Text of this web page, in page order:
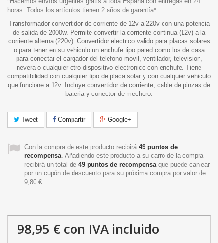
horas. Todos los artículos tienen 2 años de garantía*
Transformador convertidor de corriente de 12v a 220v con una potencia
de salida de 2000w. Permite convertir la corriente continua (12v) a la
corriente alterna (220v). Convertidor electrico valido para placas solares
o para tener en su vehiculo un enchufe tipo pared como los de casa
para conectar el cargador del telefono movil, ventilador, television,
nevera o cualquier otro dispositivo electronico con enchufe. Tiene
compatibilidad con cualquier tipo de placa solar y con cualquier vehiculo
que funcione a 12v. Incluye convertidor de corriente, cable de pinzas de
bateria y conector de mechero.
Tweet Compartir Google+
Con la compra de este producto recibirá 49 puntos de
recompensa. Añadiendo este producto a su carro de la compra
recibirá un total de 49 puntos de recompensaque puede canjear
por un cupón de descuento para su próxima compra por valor de
9,80 €.
98,95 € con IVA incluido